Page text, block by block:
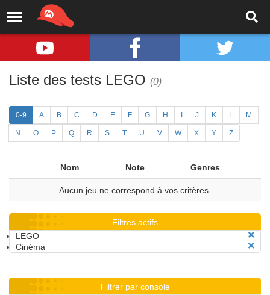
Liste des tests LEGO (0)
0-9 A B C D E F G H J K L M
N O P Q R S T U V W X Y Z
Nom Note Genres
Aucun jeu ne correspond à vos critères.
Filtres actifs
LEGO
Cinéma
Filtrer par console